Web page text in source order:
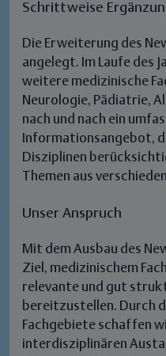
Schrittweise
Die Erweiterung des
angelegt. Im Laufe des
weitere medizinische
Neurologie, Pädiatrie,
nach und nach ein
Informationsangebot,
Disziplinen
Themen aus
Unser Anspruch
Mit dem Ausbau des
Ziel, medizinischem
relevante und gut
bereitzustellen. Durch
Fachgebiete schaffen
interdisziplinären